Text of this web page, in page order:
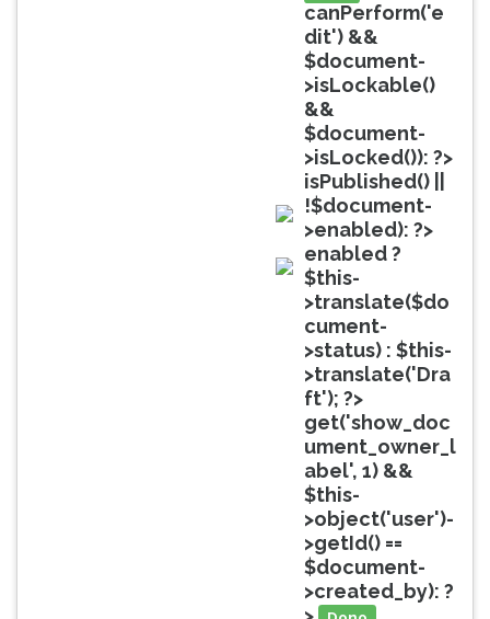
doc
doc
canPerform('e
dit') &&
$document-
>isLockable()
&&
$document-
>isLocked()): ?>
isPublished() ||
!$document-
>enabled): ?>
enabled ?
$this-
>translate($do
cument-
>status) : $this-
>translate('Dra
ft'); ?>
get('show_doc
ument_owner_l
abel', 1) &&
$this-
>object('user')-
>getId() ==
$document-
>created_by): ?